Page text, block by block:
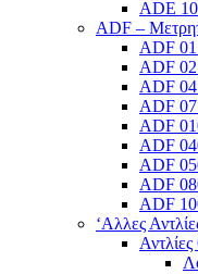
ADE
ADF –
ADF 01
ADF 02
ADF 04
ADF 07
ADF
ADF
ADF
ADF
ADF
‘Αλλες